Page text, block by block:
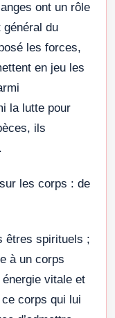
ont un rôle
général du
les forces,
en jeu les
la lutte pour
ils
les corps : de
êtres spirituels ;
à un corps
énergie vitale et
corps qui lui